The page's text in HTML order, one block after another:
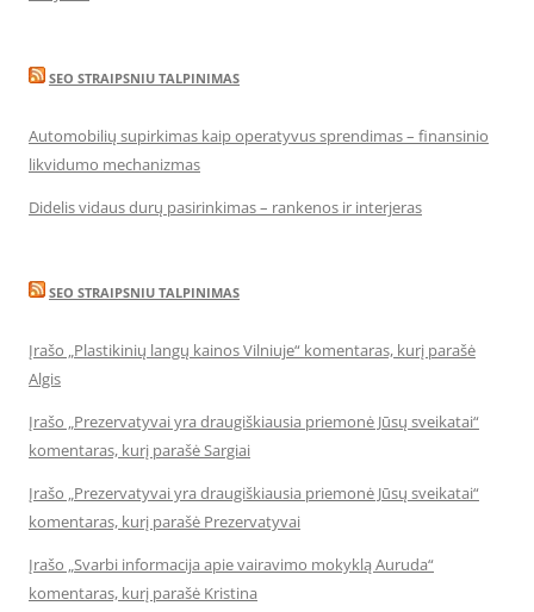
SEO STRAIPSNIU TALPINIMAS
Automobilių supirkimas kaip operatyvus sprendimas – finansinio
likvidumo mechanizmas
Didelis vidaus durų pasirinkimas – rankenos ir interjeras
SEO STRAIPSNIU TALPINIMAS
Įrašo „Plastikinių langų kainos Vilniuje“ komentaras, kurį parašė
Algis
Įrašo „Prezervatyvai yra draugiškiausia priemonė Jūsų sveikatai“
komentaras, kurį parašė Sargiai
Įrašo „Prezervatyvai yra draugiškiausia priemonė Jūsų sveikatai“
komentaras, kurį parašė Prezervatyvai
Įrašo „Svarbi informacija apie vairavimo mokyklą Auruda“
komentaras, kurį parašė Kristina